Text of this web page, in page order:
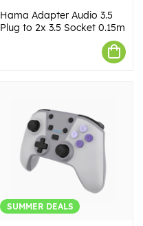
Hama Adapter Audio 3.5
Plug to 2x 3.5 Socket 0.15m
SUMMER DEALS